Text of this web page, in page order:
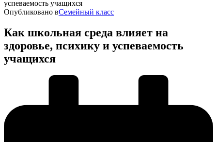
Опубликовано вСемейный класс
Как школьная среда влияет на
здоровье, психику и успеваемость
учащихся